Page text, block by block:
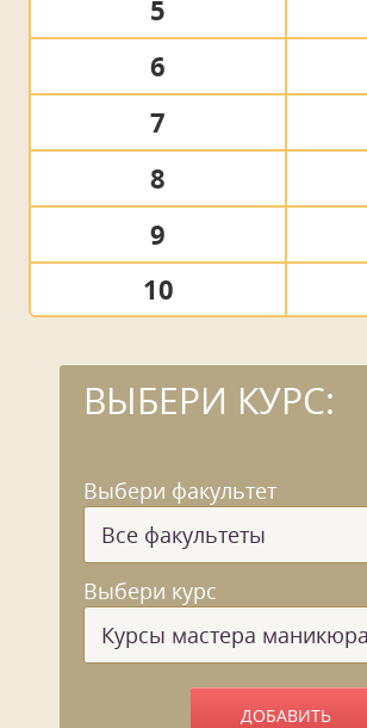
5
6
7
8
9
10
ВЫБЕРИ КУРС:
Выбери факультет
Выбери курс
ДОБАВИТЬ